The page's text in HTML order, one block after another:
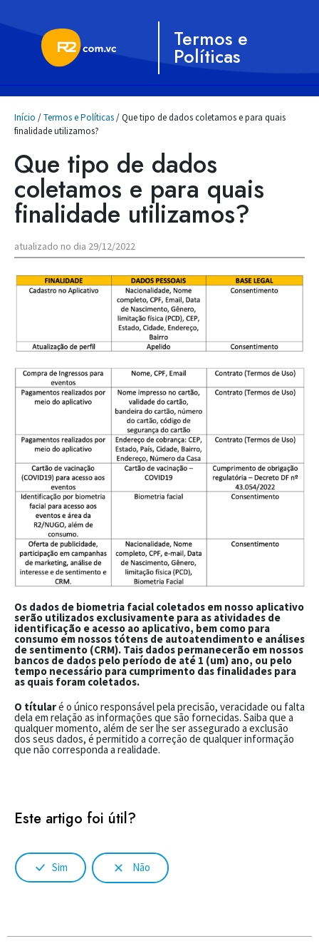
Termos e
Políticas
Início /Termos e Políticas/ Que tipo de dados coletamos e para quais
finalidade utilizamos?
Que tipo de dados
coletamos e para quais
finalidade utilizamos?
atualizado no dia 29/12/2022
Os dados de biometria facial coletados em nosso aplicativo
serão utilizados exclusivamente para as atividades de
identificação e acesso ao aplicativo, bem como para
consumo em nossos tótens de autoatendimento e análises
de sentimento (CRM). Tais dados permanecerão em nossos
bancos de dados pelo período de até 1 (um) ano, ou pelo
tempo necessário para cumprimento das finalidades para
as quais foram coletados.
O títularé o único responsável pela precisão, veracidade ou falta
dela em relação as informações que são fornecidas. Saiba que a
qualquer momento, além de ser lhe ser assegurado a exclusão
dos seus dados, é permitido a correção de qualquer informação
que não corresponda a realidade.
Este artigo foi útil?
Sim Não